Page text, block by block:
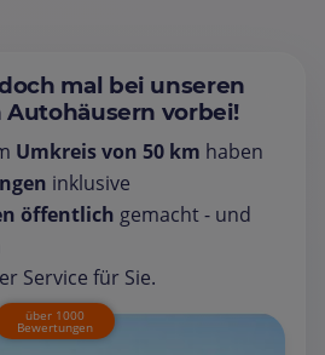
mal bei unseren
vorbei!
Umkreis von 50 km haben
inklusive
öffentlich gemacht - und
Service für Sie.
über 1000
Bewertungen